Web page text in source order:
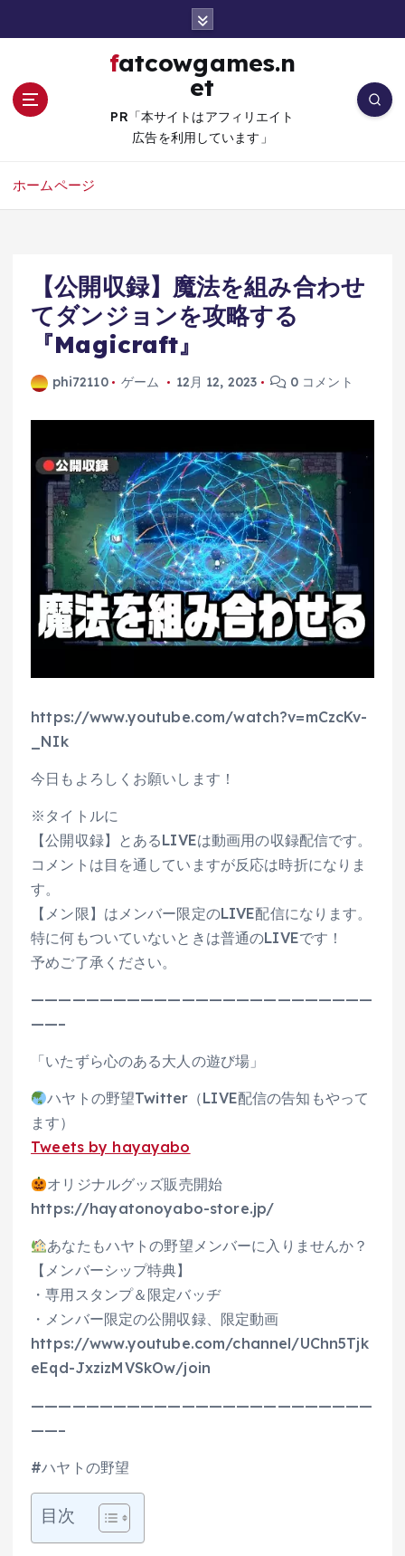
fatcowgames.n
et
PR「本サイトはアフィリエイト
広告を利用しています」
ホームページ
【公開収録】魔法を組み合わせ
てダンジョンを攻略する
『Magicraft』
phi72110 ゲーム 12月 12, 2023 0 コメント
https://www.youtube.com/watch?v=mCzcKv-
_NIk
今日もよろしくお願いします！
※タイトルに
【公開収録】とあるLIVEは動画用の収録配信です。
コメントは目を通していますが反応は時折になりま
す。
【メン限】はメンバー限定のLIVE配信になります。
特に何もついていないときは普通のLIVEです！
予めご了承ください。
—————————————————————————
——–
「いたずら心のある大人の遊び場」
ハヤトの野望Twitter（LIVE配信の告知もやって
ます）
Tweets by hayayabo
オリジナルグッズ販売開始
https://hayatonoyabo-store.jp/
あなたもハヤトの野望メンバーに入りませんか？
【メンバーシップ特典】
・専用スタンプ＆限定バッヂ
・メンバー限定の公開収録、限定動画
https://www.youtube.com/channel/UChn5Tjk
eEqd-JxzizMVSkOw/join
—————————————————————————
——–
#ハヤトの野望
目次